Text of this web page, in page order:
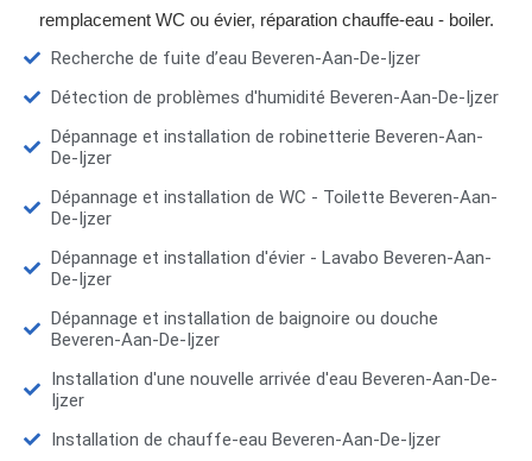
remplacement WC ou évier, réparation chauffe-eau - boiler.
Recherche de fuite d’eau Beveren-Aan-De-Ijzer
Détection de problèmes d'humidité Beveren-Aan-De-Ijzer
Dépannage et installation de robinetterie Beveren-Aan-
De-Ijzer
Dépannage et installation de WC - Toilette Beveren-Aan-
De-Ijzer
Dépannage et installation d'évier - Lavabo Beveren-Aan-
De-Ijzer
Dépannage et installation de baignoire ou douche
Beveren-Aan-De-Ijzer
Installation d'une nouvelle arrivée d'eau Beveren-Aan-De-
Ijzer
Installation de chauffe-eau Beveren-Aan-De-Ijzer